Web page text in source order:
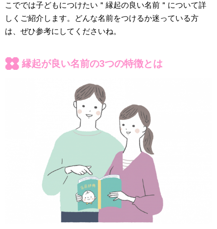
こででは子どもにつけたい＂縁起の良い名前＂について詳
しくご紹介します。どんな名前をつけるか迷っている方
は、ぜひ参考にしてくださいね。
縁起が良い名前の3つの特徴とは